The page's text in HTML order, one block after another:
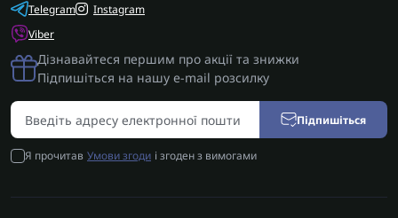
Telegram
Viber
Instagram
Дізнавайтеся першим про акції та знижки
Підпишіться на нашу e-mail розсилку
Підпишіться
Я прочитав Умови згоди і згоден з вимогами